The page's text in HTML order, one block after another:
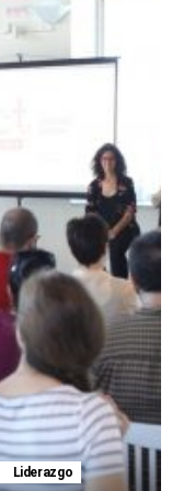
Liderazgo